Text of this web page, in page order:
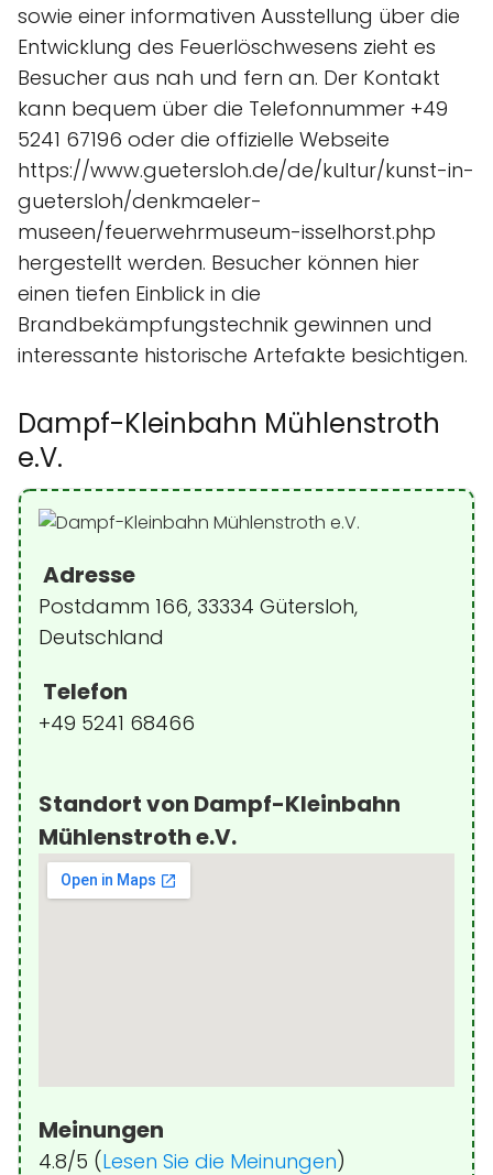
sowie einer informativen Ausstellung über die
Entwicklung des Feuerlöschwesens zieht es
Besucher aus nah und fern an. Der Kontakt
kann bequem über die Telefonnummer +49
5241 67196 oder die offizielle Webseite
https://www.guetersloh.de/de/kultur/kunst-in-
guetersloh/denkmaeler-
museen/feuerwehrmuseum-isselhorst.php
hergestellt werden. Besucher können hier
einen tiefen Einblick in die
Brandbekämpfungstechnik gewinnen und
interessante historische Artefakte besichtigen.
Dampf-Kleinbahn Mühlenstroth
e.V.
Adresse
Postdamm 166, 33334 Gütersloh,
Deutschland
Telefon
+49 5241 68466
Standort von Dampf-Kleinbahn
Mühlenstroth e.V.
Meinungen
4.8/5 (Lesen Sie die Meinungen)